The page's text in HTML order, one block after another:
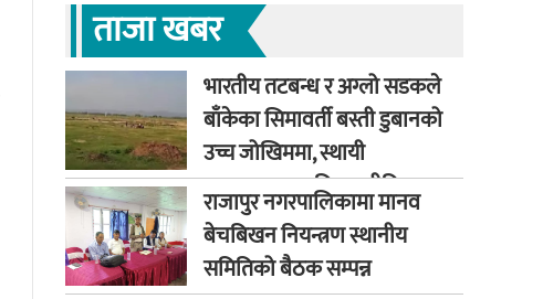
ताजा खबर
भारतीय तटबन्ध र अग्लो सडकले
बाँकेका सिमावर्ती बस्ती डुबानको
उच्च जोखिममा, स्थायी
समाधानका लागि कूटनीतिक
पहलको माग
राजापुर नगरपालिकामा मानव
बेचबिखन नियन्त्रण स्थानीय
समितिको बैठक सम्पन्न